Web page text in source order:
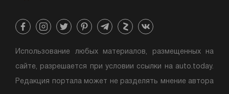
Использование любых материалов, размещенных на
сайте, разрешается при условии ссылки на auto.today.
Редакция портала может не разделять мнение автора